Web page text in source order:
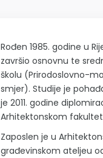
Rođen 1985. godine u
završio osnovnu te
školu (Prirodoslovno-
smjer). Studije je
je 2011. godine
Arhitektonskom
Zaposlen je u
građevinskom ateljeu od